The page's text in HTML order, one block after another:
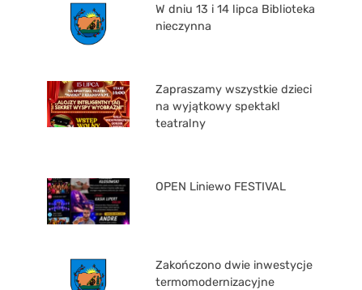
W dniu 13 i 14 lipca Biblioteka
nieczynna
Zapraszamy wszystkie dzieci
na wyjątkowy spektakl
teatralny
OPEN Liniewo FESTIVAL
Zakończono dwie inwestycje
termomodernizacyjne